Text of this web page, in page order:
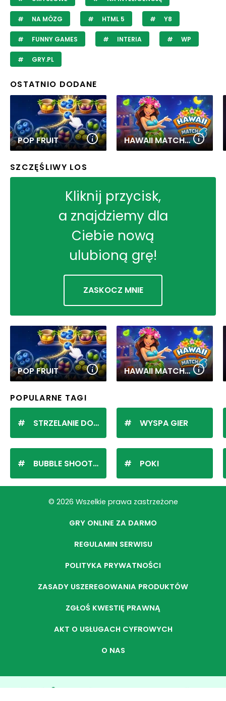
NA MÓZG HTML 5 Y8
FUNNY GAMES INTERIA WP
GRY.PL
OSTATNIO DODANE
POP FRUIT HAWAII MATCH 6
SZCZĘŚLIWY LOS
Kliknij przycisk,
a znajdziemy dla
Ciebie nową
ulubioną grę!
ZASKOCZ MNIE
POP FRUIT HAWAII MATCH 6
POPULARNE TAGI
STRZELANIE DO KULEK
BUBBLE SHOOTER
WYSPA GIER
POKI
© 2026 Wszelkie prawa zastrzeżone
GRY ONLINE ZA DARMO
REGULAMIN SERWISU
POLITYKA PRYWATNOŚCI
ZASADY USZEREGOWANIA PRODUKTÓW
ZGŁOŚ KWESTIĘ PRAWNĄ
AKT O USŁUGACH CYFROWYCH
O NAS